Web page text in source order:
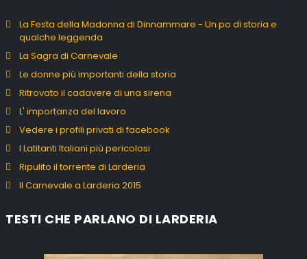
La Festa della Madonna di Dinnammare - Un po di storia e
qualche leggenda
La Sagra di Carnevale
Le donne più importanti della storia
Ritrovato il cadavere di una sirena
L' importanza del lavoro
Vedere i profili privati di facebook
I Latitanti Italiani più pericolosi
Ripulito il torrente di Larderia
Il Carnevale a Larderia 2015
TESTI CHE PARLANO DI LARDERIA